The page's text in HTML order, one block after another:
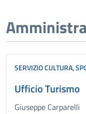
SERVIZIO CULTURA,
Ufficio Turismo
Giuseppe Carparelli